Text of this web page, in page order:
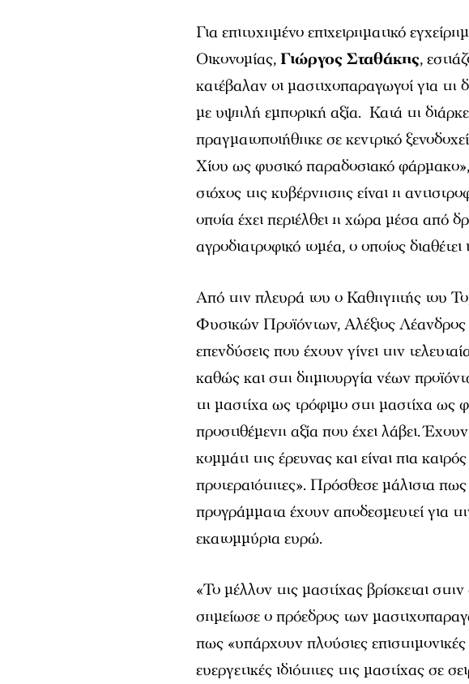
Για επιτυχημένο επιχειρηματικό
Οικονομίας,Γιώργος Σταθάκης,
κατέβαλαν οι μαστιχοπαραγωγοί για τη
με υψηλή εμπορική αξία. Κατά τη
πραγματοποιήθηκε σε κεντρικό
Χίου ως φυσικό παραδοσιακό
στόχος της κυβέρνησης είναι η
οποία έχει περιέλθει η χώρα μέσα από
αγροδιατροφικό τομέα, ο οποίος
Από την πλευρά του ο Καθηγητής του
Φυσικών Προϊόντων, Αλέξιος
επενδύσεις που έχουν γίνει την
καθώς και στη δημιουργία νέων
τη μαστίχα ως τρόφιμο στη μαστίχα ως
προστιθέμενη αξία που έχει λάβει.
κομμάτι της έρευνας και είναι πια
προτεραιότητες». Πρόσθεσε μάλιστα
προγράμματα έχουν αποδεσμευτεί για
εκατομμύρια ευρώ.
«Το μέλλον της μαστίχας βρίσκεται
σημείωσε ο πρόεδρος των
πως «υπάρχουν πλούσιες
ευεργετικές ιδιότητες της μαστίχας σε